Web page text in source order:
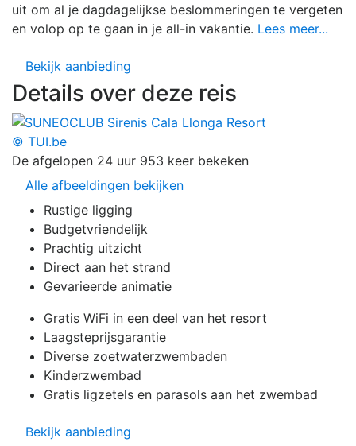
uit om al je dagdagelijkse beslommeringen te vergeten
en volop op te gaan in je all-in vakantie. Lees meer...
Bekijk aanbieding
Details over deze reis
© TUI.be
De afgelopen 24 uur 953 keer bekeken
Alle afbeeldingen bekijken
Rustige ligging
Budgetvriendelijk
Prachtig uitzicht
Direct aan het strand
Gevarieerde animatie
Gratis WiFi in een deel van het resort
Laagsteprijsgarantie
Diverse zoetwaterzwembaden
Kinderzwembad
Gratis ligzetels en parasols aan het zwembad
Bekijk aanbieding